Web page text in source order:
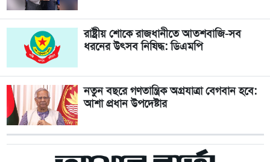
রাষ্ট্রীয় শোকে রাজধানীতে আতশবাজি-সব
ধরনের উৎসব নিষিদ্ধ: ডিএমপি
নতুন বছরে গণতান্ত্রিক অগ্রযাত্রা বেগবান হবে:
আশা প্রধান উপদেষ্টার